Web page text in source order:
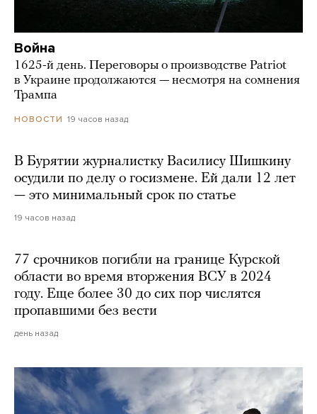
Война
1625-й день. Переговоры о производстве Patriot
в Украине продолжаются — несмотря на сомнения
Трампа
НОВОСТИ 19 часов назад
В Бурятии журналистку Василису Шишкину
осудили по делу о госизмене. Ей дали 12 лет
— это минимальный срок по статье
19 часов назад
77 срочников погибли на границе Курской
области во время вторжения ВСУ в 2024
году. Еще более 30 до сих пор числятся
пропавшими без вести
день назад